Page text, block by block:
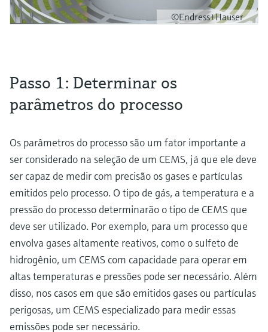
©Endress+Hauser
Passo 1: Determinar os
parâmetros do processo
Os parâmetros do processo são um fator importante a
ser considerado na seleção de um CEMS, já que ele deve
ser capaz de medir com precisão os gases e partículas
emitidos pelo processo. O tipo de gás, a temperatura e a
pressão do processo determinarão o tipo de CEMS que
deve ser utilizado. Por exemplo, para um processo que
envolva gases altamente reativos, como o sulfeto de
hidrogênio, um CEMS com capacidade para operar em
altas temperaturas e pressões pode ser necessário. Além
disso, nos casos em que são emitidos gases ou partículas
perigosas, um CEMS especializado para medir essas
emissões pode ser necessário.